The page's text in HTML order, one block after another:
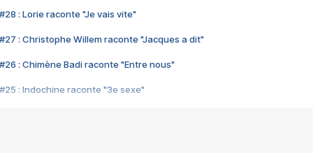
#28 : Lorie raconte "Je vais vite"
#27 : Christophe Willem raconte "Jacques a dit"
#26 : Chimène Badi raconte "Entre nous"
#25 : Indochine raconte "3e sexe"